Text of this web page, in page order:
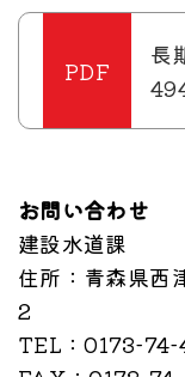
長
お問い合わせ
建設水道課
住所 ：青森県
2
TEL ：0173-